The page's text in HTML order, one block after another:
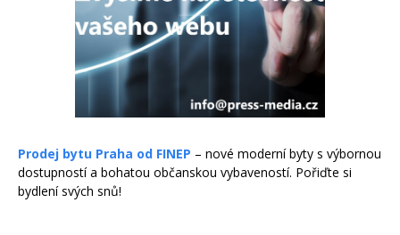
Prodej bytu Praha od FINEP – nové moderní byty s výbornou
dostupností a bohatou občanskou vybaveností. Pořiďte si
bydlení svých snů!